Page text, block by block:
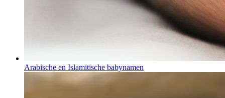
Arabische en Islamitische babynamen